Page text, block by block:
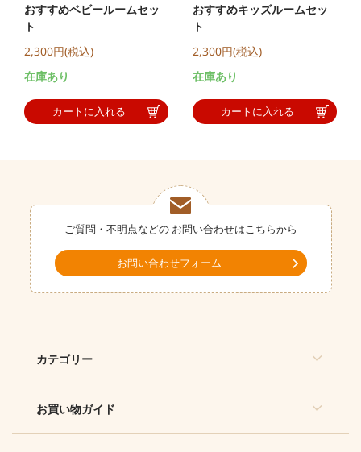
おすすめベビールームセッ
ト
2,300円(税込)
在庫あり
カートに入れる
おすすめキッズルームセッ
ト
2,300円(税込)
在庫あり
カートに入れる
ご質問・不明点などの お問い合わせはこちらから
お問い合わせフォーム
カテゴリー
お買い物ガイド